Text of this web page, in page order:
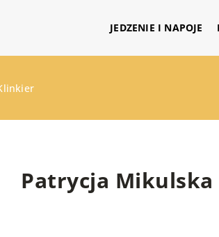
JEDZENIE I NAPOJE
Patrycja